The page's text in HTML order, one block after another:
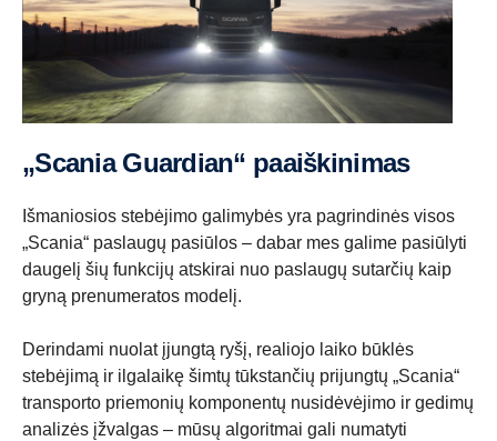
„Scania Guardian“ paaiškinimas
Išmaniosios stebėjimo galimybės yra pagrindinės visos
„Scania“ paslaugų pasiūlos – dabar mes galime pasiūlyti
daugelį šių funkcijų atskirai nuo paslaugų sutarčių kaip
gryną prenumeratos modelį.
Derindami nuolat įjungtą ryšį, realiojo laiko būklės
stebėjimą ir ilgalaikę šimtų tūkstančių prijungtų „Scania“
transporto priemonių komponentų nusidėvėjimo ir gedimų
analizės įžvalgas – mūsų algoritmai gali numatyti